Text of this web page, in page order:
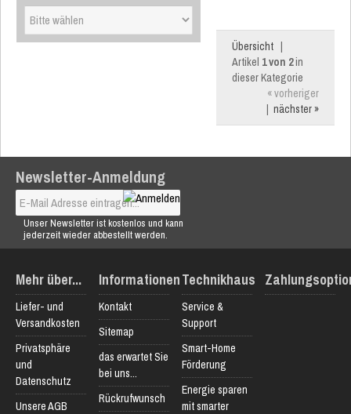
Übersicht |
Artikel 1 von 2in
dieser Kategorie
« vorheriger
| nächster »
Newsletter-Anmeldung
Unser Newsletter ist kostenlos und kann
jederzeit wieder abbestellt werden.
Mehr über...
Liefer- und
Versandkosten
Privatsphäre
und
Datenschutz
Unsere AGB
Informationen
Kontakt
Sitemap
das erwartet Sie
bei uns...
Rückrufwunsch
Technikhaus
Service &
Support
Smart-Home
Förderung
Energie sparen
mit smarter